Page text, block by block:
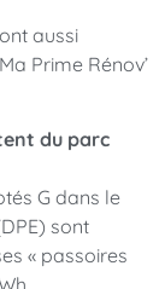
aussi
Prime Rénov’
du parc
G dans le
sont
« passoires